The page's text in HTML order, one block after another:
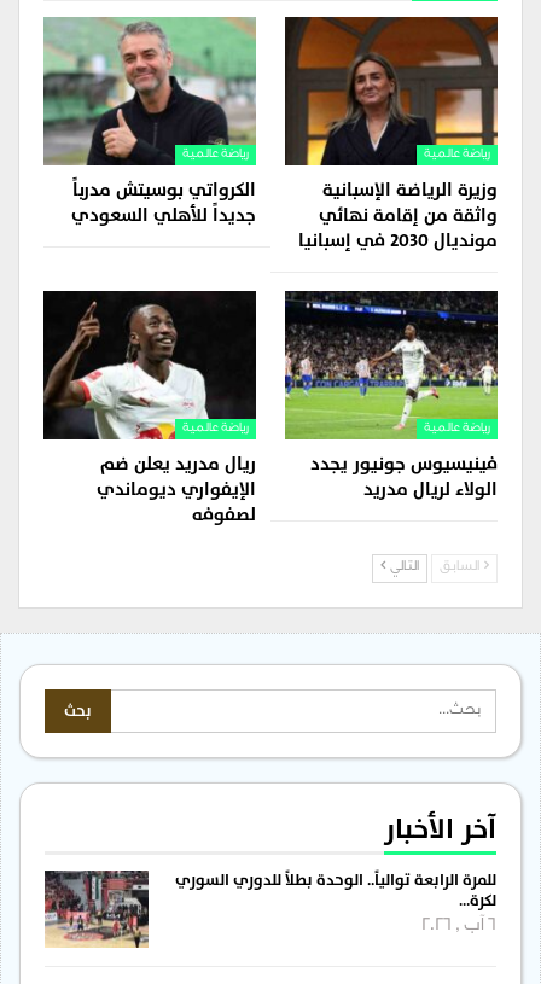
رياضة عالمية
وزيرة الرياضة الإسبانية
واثقة من إقامة نهائي
مونديال 2030 في إسبانيا
رياضة عالمية
الكرواتي بوسيتش مدرباً
جديداً للأهلي السعودي
رياضة عالمية
فينيسيوس جونيور يجدد
الولاء لريال مدريد
رياضة عالمية
ريال مدريد يعلن ضم
الإيفواري ديوماندي
لصفوفه
السابق التالي
آخر الأخبار
للمرة الرابعة توالياً.. الوحدة بطلاً للدوري السوري
لكرة…